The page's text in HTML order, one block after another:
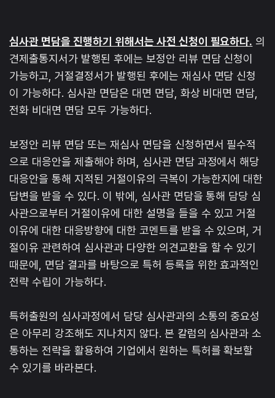
심사관 면담을 진행하기 위해서는 사전 신청이 필요하다. 의
견제출통지서가 발행된 후에는 보정안 리뷰 면담 신청이
가능하고, 거절결정서가 발행된 후에는 재심사 면담 신청
이 가능하다. 심사관 면담은 대면 면담, 화상 비대면 면담,
전화 비대면 면담 모두 가능하다.
보정안 리뷰 면담 또는 재심사 면담을 신청하면서 필수적
으로 대응안을 제출해야 하며, 심사관 면담 과정에서 해당
대응안을 통해 지적된 거절이유의 극복이 가능한지에 대한
답변을 받을 수 있다. 이 밖에, 심사관 면담을 통해 담당 심
사관으로부터 거절이유에 대한 설명을 들을 수 있고 거절
이유에 대한 대응방향에 대한 코멘트를 받을 수 있으며, 거
절이유 관련하여 심사관과 다양한 의견교환을 할 수 있기
때문에, 면담 결과를 바탕으로 특허 등록을 위한 효과적인
전략 수립이 가능하다.
특허출원의 심사과정에서 담당 심사관과의 소통의 중요성
은 아무리 강조해도 지나치지 않다. 본 칼럼의 심사관과 소
통하는 전략을 활용하여 기업에서 원하는 특허를 확보할
수 있기를 바라본다.